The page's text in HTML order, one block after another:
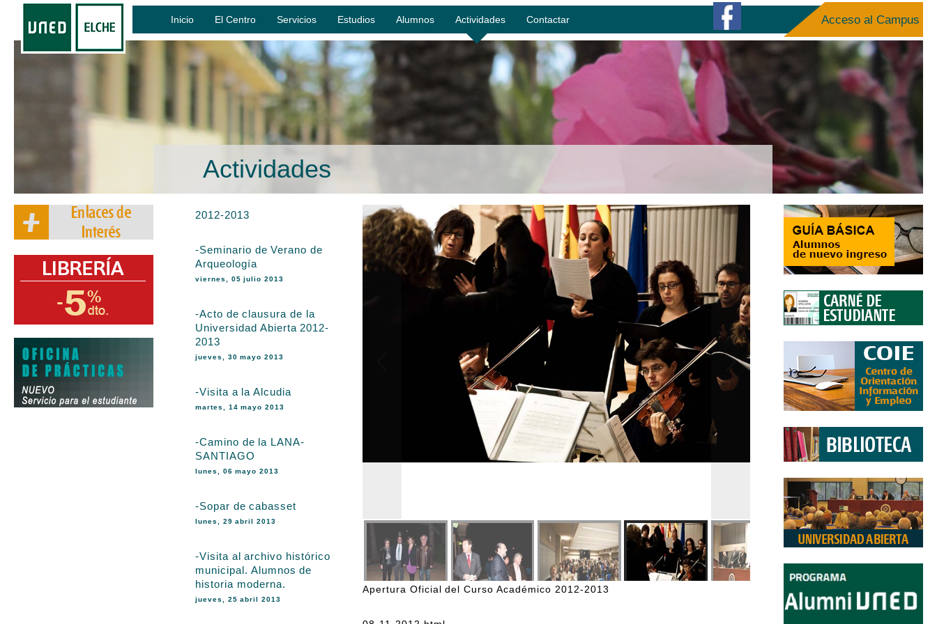
Inicio El Centro Servicios Estudios Alumnos Actividades Contactar Acceso al Campus
Actividades
2012-2013
-Seminario de Verano de
Arqueología
viernes, 05 julio 2013
-Acto de clausura de la
Universidad Abierta 2012-
2013
jueves, 30 mayo 2013
-Visita a la Alcudia
martes, 14 mayo 2013
-Camino de la LANA-
SANTIAGO
lunes, 06 mayo 2013
-Sopar de cabasset
lunes, 29 abril 2013
-Visita al archivo histórico
municipal. Alumnos de
historia moderna.
jueves, 25 abril 2013
Apertura Oficial del Curso Académico 2012-2013